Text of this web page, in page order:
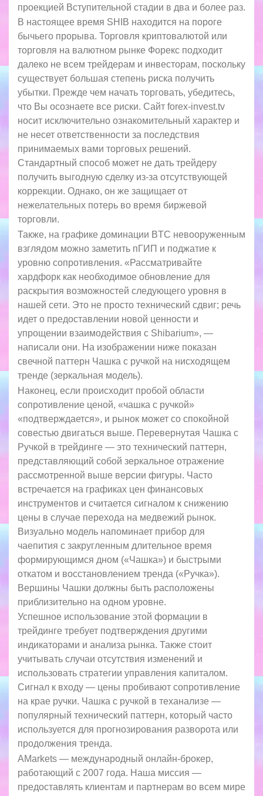
проекцией Вступительной стадии в два и более раз.
В настоящее время SHIB находится на пороге
бычьего прорыва. Торговля криптовалютой или
торговля на валютном рынке Форекс подходит
далеко не всем трейдерам и инвесторам, поскольку
существует большая степень риска получить
убытки. Прежде чем начать торговать, убедитесь,
что Вы осознаете все риски. Сайт forex-invest.tv
носит исключительно ознакомительный характер и
не несет ответственности за последствия
принимаемых вами торговых решений.
Стандартный способ может не дать трейдеру
получить выгодную сделку из-за отсутствующей
коррекции. Однако, он же защищает от
нежелательных потерь во время биржевой
торговли.
Также, на графике доминации BTC невооруженным
взглядом можно заметить пГИП и поджатие к
уровню сопротивления. «Рассматривайте
хардфорк как необходимое обновление для
раскрытия возможностей следующего уровня в
нашей сети. Это не просто технический сдвиг; речь
идет о предоставлении новой ценности и
упрощении взаимодействия с Shibarium», —
написали они. На изображении ниже показан
свечной паттерн Чашка с ручкой на нисходящем
тренде (зеркальная модель).
Наконец, если происходит пробой области
сопротивление ценой, «чашка с ручкой»
«подтверждается», и рынок может со спокойной
совестью двигаться выше. Перевернутая Чашка с
Ручкой в трейдинге — это технический паттерн,
представляющий собой зеркальное отражение
рассмотренной выше версии фигуры. Часто
встречается на графиках цен финансовых
инструментов и считается сигналом к снижению
цены в случае перехода на медвежий рынок.
Визуально модель напоминает прибор для
чаепития с закругленным длительное время
формирующимся дном («Чашка») и быстрыми
откатом и восстановлением тренда («Ручка»).
Вершины Чашки должны быть расположены
приблизительно на одном уровне.
Успешное использование этой формации в
трейдинге требует подтверждения другими
индикаторами и анализа рынка. Также стоит
учитывать случаи отсутствия изменений и
использовать стратегии управления капиталом.
Сигнал к входу — цены пробивают сопротивление
на крае ручки. Чашка с ручкой в теханализе —
популярный технический паттерн, который часто
используется для прогнозирования разворота или
продолжения тренда.
AMarkets — международный онлайн-брокер,
работающий с 2007 года. Наша миссия —
предоставлять клиентам и партнерам во всем мире